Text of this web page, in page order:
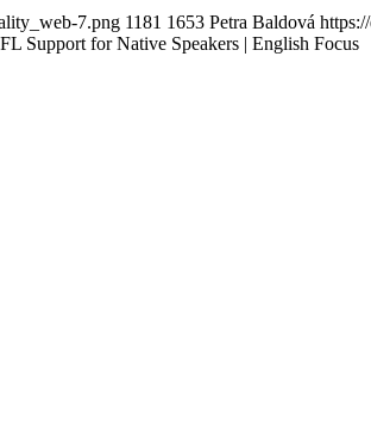
7.png 1181 1653 Petra Baldová
Support for Native Speakers | English Focus